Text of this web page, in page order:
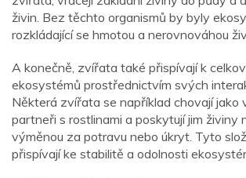
živin. Bez těchto organismů by byly
rozkládající se hmotou a nerovnováhou
A konečně, zvířata také přispívají k
ekosystémů prostřednictvím svých
Některá zvířata se například chovají jako
partneři s rostlinami a poskytují jim živiny
výměnou za potravu nebo úkryt. Tyto
přispívají ke stabilitě a odolnosti